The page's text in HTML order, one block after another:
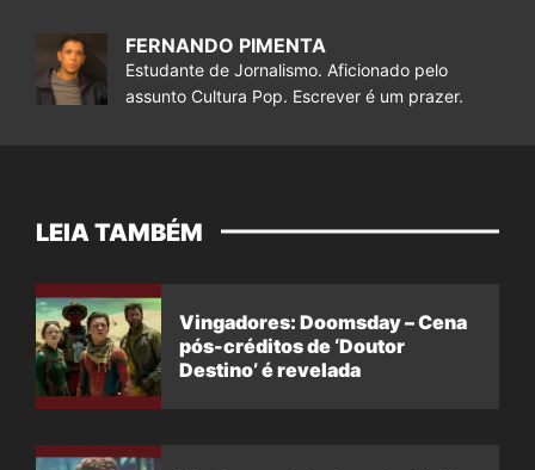
FERNANDO PIMENTA
Estudante de Jornalismo. Aficionado pelo
assunto Cultura Pop. Escrever é um prazer.
LEIA TAMBÉM
Vingadores: Doomsday – Cena
pós-créditos de ‘Doutor
Destino’ é revelada